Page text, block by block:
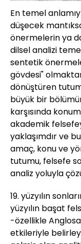
En temel
düşecek
önermelerin ya
dilsel analizi
sentetik
gövdesi"
dönüştüren
büyük bir
karşısında
akademik
yaklaşımdır ve
amaç, konu ve
tutumu, felsefe
analiz yoluyla
19. yüzyılın
yüzyılın başat
-özellikle
etkileriyle